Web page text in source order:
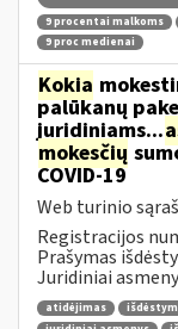
9 procentai malkoms
9 proc medienai
Kokia
palūkanų
juridiniams...
mokesčių
COVID-19
Web turinio
Registracijos
Prašymas
Juridiniai
atidėjimas